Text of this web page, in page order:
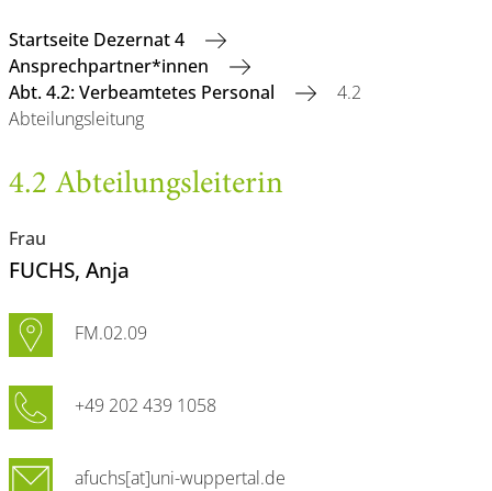
Startseite Dezernat 4
Ansprechpartner*innen
Abt. 4.2: Verbeamtetes Personal
4.2
Abteilungsleitung
4.2 Abteilungsleiterin
Frau
FUCHS, Anja
FM.02.09
+49 202 439 1058
afuchs[at]uni-wuppertal.de